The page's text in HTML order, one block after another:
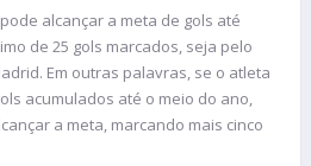
alcançar a meta de gols até
de 25 gols marcados, seja pelo
Em outras palavras, se o atleta
acumulados até o meio do ano,
a meta, marcando mais cinco